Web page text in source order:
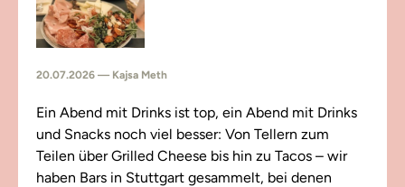
20.07.2026 — Kajsa Meth
Ein Abend mit Drinks ist top, ein Abend mit Drinks
und Snacks noch viel besser: Von Tellern zum
Teilen über Grilled Cheese bis hin zu Tacos – wir
haben Bars in Stuttgart gesammelt, bei denen